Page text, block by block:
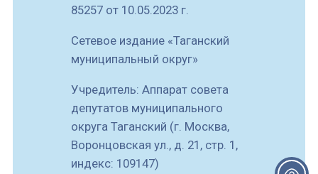
85257 от 10.05.2023 г.
Сетевое издание «Таганский
муниципальный округ»
Учредитель: Аппарат совета
депутатов муниципального
округа Таганский (г. Москва,
Воронцовская ул., д. 21, стр. 1,
индекс: 109147)